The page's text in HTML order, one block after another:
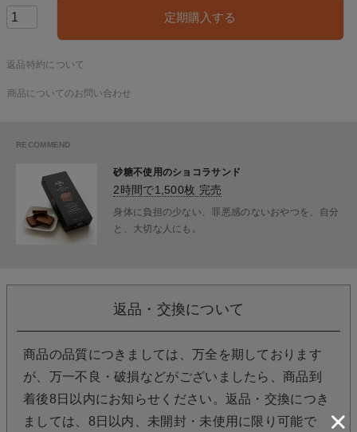
定期購入する
返品特約について
商品についてのお問い合わせ
砂糖不使用のショコラサンド
2時間で1,500枚 完売
身体に負担の少ない、罪悪感のないおやつを、自分
と、大切な人にも。
返品・交換について
商品の品質につきましては、万全を期しております
が、万一不良・破損などがございましたら、商品到
着後8日以内にお知らせください。返品・交換につき
ましては、8日以内、未開封・未使用に限り可能で